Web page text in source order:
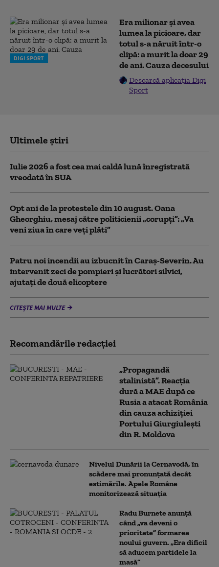
DIGI SPORT
Era milionar și avea
lumea la picioare, dar
totul s-a năruit într-o
clipă: a murit la doar 29
de ani. Cauza decesului
Descarcă aplicația Digi
Sport
Ultimele știri
Iulie 2026 a fost cea mai caldă lună înregistrată
vreodată în SUA
Opt ani de la protestele din 10 august. Oana
Gheorghiu, mesaj către politicienii „corupți”: „Va
veni ziua în care veţi plăti”
Patru noi incendii au izbucnit în Caraş-Severin. Au
intervenit zeci de pompieri şi lucrători silvici,
ajutaţi de două elicoptere
CITEȘTE MAI MULTE
Recomandările redacţiei
„Propagandă
stalinistă”. Reacția
dură a MAE după ce
Rusia a atacat România
din cauza achiziției
Portului Giurgiulești
din R. Moldova
Nivelul Dunării la Cernavodă, în
scădere mai pronunțată decât
estimările. Apele Române
monitorizează situația
Radu Burnete anunță
când „va deveni o
prioritate” formarea
noului guvern. „Era dificil
să aducem partidele la
masă”